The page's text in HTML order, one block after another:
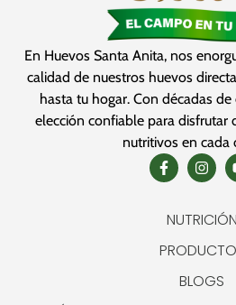
En Huevos Santa Anita, nos
calidad de nuestros huevos
hasta tu hogar. Con décadas
elección confiable para disfrutar
nutritivos en cada
NUTRICIÓN
BLOGS